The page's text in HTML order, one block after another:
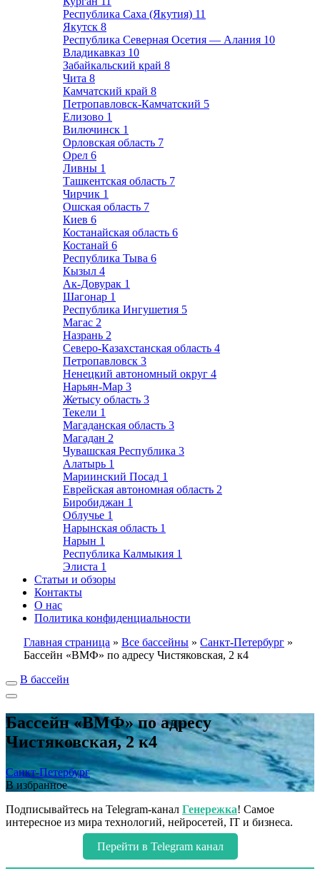
Республика Саха (Якутия) 11
Якутск 8
Республика Северная Осетия — Алания 10
Владикавказ 10
Забайкальский край 8
Чита 8
Камчатский край 8
Петропавловск-Камчатский 5
Елизово 1
Вилючинск 1
Орловская область 7
Орел 6
Ливны 1
Ташкентская область 7
Чирчик 1
Ошская область 7
Киев 6
Костанайская область 6
Костанай 6
Республика Тыва 6
Кызыл 4
Ак-Довурак 1
Шагонар 1
Республика Ингушетия 5
Магас 2
Назрань 2
Северо-Казахстанская область 4
Петропавловск 3
Ненецкий автономный округ 4
Нарьян-Мар 3
Жетысу область 3
Текели 1
Магаданская область 3
Магадан 2
Чувашская Республика 3
Алатырь 1
Мариинский Посад 1
Еврейская автономная область 2
Биробиджан 1
Облучье 1
Нарынская область 1
Нарын 1
Республика Калмыкия 1
Элиста 1
Статьи и обзоры
Контакты
О нас
Политика конфиденциальности
Главная страница » Все бассейны » Санкт-Петербург »
Бассейн «ВМФ» по адресу Чистяковская, 2 к4
В бассейн
Бассейн «ВМФ» по адресу
Чистяковская, 2 к4
Санкт-Петербург
В избранное
Подписывайтесь на Telegram-канал Генережка! Самое
интересное из мира технологий, нейросетей, IT и бизнеса.
Перейти в Telegram канал